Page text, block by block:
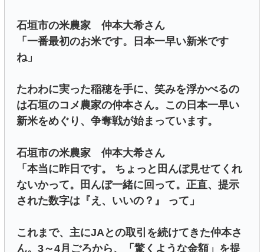
石垣市の米農家 仲本大希さん
「一番最初のお米です。日本一早い新米です
ね」
たわわに実った稲穂を手に、笑みを浮かべるの
は石垣のコメ農家の仲本さん。この日本一早い
新米をめぐり、争奪戦が始まっています。
石垣市の米農家 仲本大希さん
「本当に昨日です。 ちょっと田んぼ見せてくれ
ないかって。田んぼ一緒に回って。正直、提示
された数字は『え、いいの？』 って」
これまで、主にJAとの取引を続けてきた仲本さ
ん。3～4月ごろから、「驚くような金額」を提